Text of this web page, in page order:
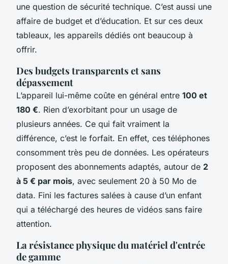
une question de sécurité technique. C’est aussi une
affaire de budget et d’éducation. Et sur ces deux
tableaux, les appareils dédiés ont beaucoup à
offrir.
Des budgets transparents et sans
dépassement
L’appareil lui-même coûte en général entre 100 et
180 €. Rien d’exorbitant pour un usage de
plusieurs années. Ce qui fait vraiment la
différence, c’est le forfait. En effet, ces téléphones
consomment très peu de données. Les opérateurs
proposent des abonnements adaptés, autour de 2
à 5 € par mois, avec seulement 20 à 50 Mo de
data. Fini les factures salées à cause d’un enfant
qui a téléchargé des heures de vidéos sans faire
attention.
La résistance physique du matériel d'entrée
de gamme